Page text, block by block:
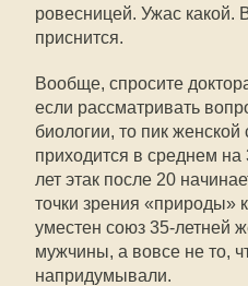
ровесницей. Ужас какой.
приснится.
Вообще, спросите
если рассматривать
биологии, то пик женской
приходится в среднем на
лет этак после 20
точки зрения «природы»
уместен союз 35-летней
мужчины, а вовсе не то,
напридумывали.